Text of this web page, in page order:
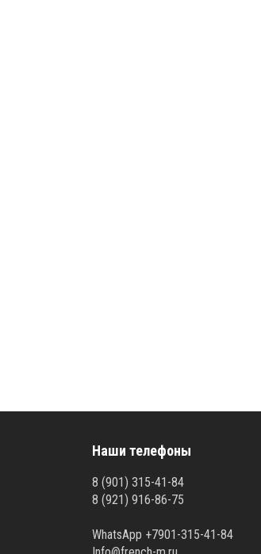
Наши телефоны
8 (901) 315-41-84
8 (921) 916-86-75
WhatsApp +7901-315-41-84